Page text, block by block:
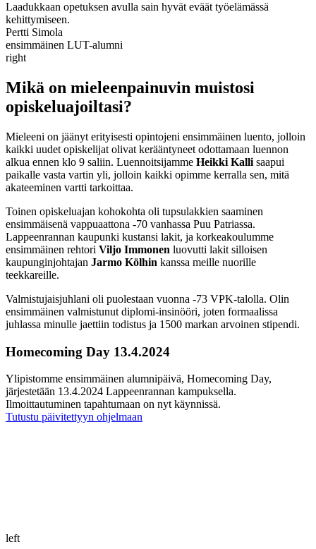
Laadukkaan opetuksen avulla sain hyvät eväät työelämässä
kehittymiseen.
Pertti Simola
ensimmäinen LUT-alumni
right
Mikä on mieleenpainuvin muistosi
opiskeluajoiltasi?
Mieleeni on jäänyt erityisesti opintojeni ensimmäinen luento, jolloin
kaikki uudet opiskelijat olivat kerääntyneet odottamaan luennon
alkua ennen klo 9 saliin. Luennoitsijamme Heikki Kalli saapui
paikalle vasta vartin yli, jolloin kaikki opimme kerralla sen, mitä
akateeminen vartti tarkoittaa.
Toinen opiskeluajan kohokohta oli tupsulakkien saaminen
ensimmäisenä vappuaattona -70 vanhassa Puu Patriassa.
Lappeenrannan kaupunki kustansi lakit, ja korkeakoulumme
ensimmäinen rehtori Viljo Immonen luovutti lakit silloisen
kaupunginjohtajan Jarmo Kölhin kanssa meille nuorille
teekkareille.
Valmistujaisjuhlani oli puolestaan vuonna -73 VPK-talolla. Olin
ensimmäinen valmistunut diplomi-insinööri, joten formaalissa
juhlassa minulle jaettiin todistus ja 1500 markan arvoinen stipendi.
Homecoming Day 13.4.2024
Ylipistomme ensimmäinen alumnipäivä, Homecoming Day,
järjestetään 13.4.2024 Lappeenrannan kampuksella.
Ilmoittautuminen tapahtumaan on nyt käynnissä.
Tutustu päivitettyyn ohjelmaan
left